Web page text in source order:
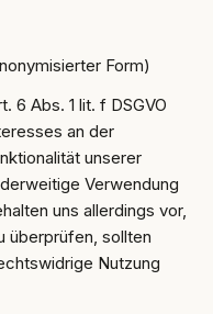
Form)
6 Abs. 1 lit. f DSGVO
an der
unserer
Verwendung
uns allerdings vor,
überprüfen, sollten
Nutzung